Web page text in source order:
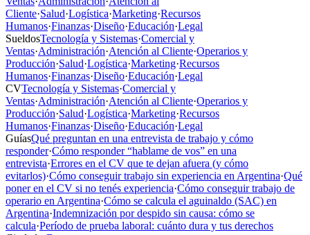
Cliente·Salud·Logística·Marketing·Recursos
Humanos·Finanzas·Diseño·Educación·Legal
SueldosTecnología y Sistemas·Comercial y
Ventas·Administración·Atención al Cliente·Operarios y
Producción·Salud·Logística·Marketing·Recursos
Humanos·Finanzas·Diseño·Educación·Legal
CVTecnología y Sistemas·Comercial y
Ventas·Administración·Atención al Cliente·Operarios y
Producción·Salud·Logística·Marketing·Recursos
Humanos·Finanzas·Diseño·Educación·Legal
GuíasQué preguntan en una entrevista de trabajo y cómo
responder·Cómo responder “hablame de vos” en una
entrevista·Errores en el CV que te dejan afuera (y cómo
evitarlos)·Cómo conseguir trabajo sin experiencia en Argentina·Qué
poner en el CV si no tenés experiencia·Cómo conseguir trabajo de
operario en Argentina·Cómo se calcula el aguinaldo (SAC) en
Argentina·Indemnización por despido sin causa: cómo se
calcula·Período de prueba laboral: cuánto dura y tus derechos